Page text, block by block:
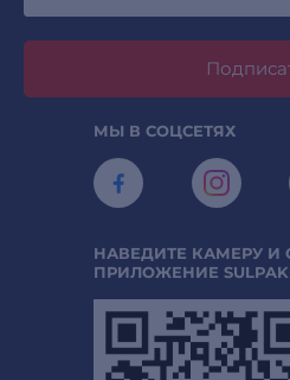
МЫ В СОЦСЕТЯХ
НАВЕДИТЕ КАМЕРУ И
ПРИЛОЖЕНИЕ SULPAK